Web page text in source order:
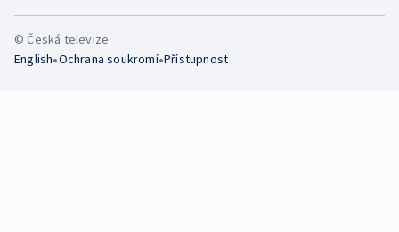
© Česká televize
English•Ochrana soukromí•Přístupnost